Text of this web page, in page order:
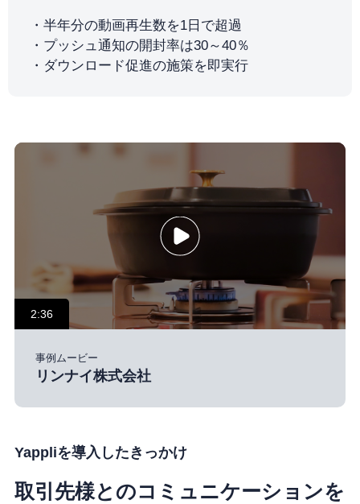
半年分の動画再生数を1日で超過
プッシュ通知の開封率は30～40％
ダウンロード促進の施策を即実行
事例ムービー
リンナイ株式会社
2:36
Yappliを導入したきっかけ
取引先様とのコミュニケーションを